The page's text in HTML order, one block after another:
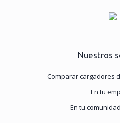
Puedes aceptar
algunos tipos de cookies y
Nuestros
Comparar cargadores
En tu
En tu